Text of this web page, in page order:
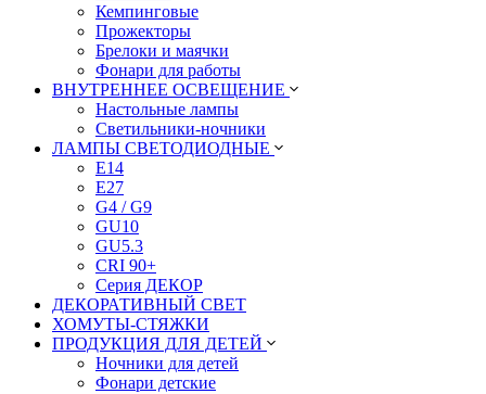
Кемпинговые
Прожекторы
Брелоки и маячки
Фонари для работы
ВНУТРЕННЕЕ ОСВЕЩЕНИЕ
Настольные лампы
Светильники-ночники
ЛАМПЫ СВЕТОДИОДНЫЕ
E14
E27
G4 / G9
GU10
GU5.3
CRI 90+
Серия ДЕКОР
ДЕКОРАТИВНЫЙ СВЕТ
ХОМУТЫ-СТЯЖКИ
ПРОДУКЦИЯ ДЛЯ ДЕТЕЙ
Ночники для детей
Фонари детские